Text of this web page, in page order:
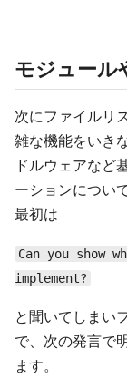
モジュール
次にファイルリ
雑な機能をいき
ドルウェアなど
ーションについ
最初は
Can you show
implement?
と聞いてしまい
で、次の発言で
ます。